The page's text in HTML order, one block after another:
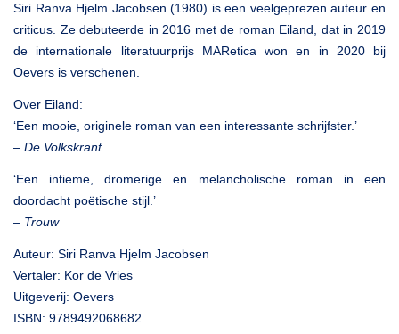
Siri Ranva Hjelm Jacobsen (1980) is een veelgeprezen auteur en
criticus. Ze debuteerde in 2016 met de roman Eiland, dat in 2019
de internationale literatuurprijs MARetica won en in 2020 bij
Oevers is verschenen.
Over Eiland:
‘Een mooie, originele roman van een interessante schrijfster.’
– De Volkskrant
‘Een intieme, dromerige en melancholische roman in een
doordacht poëtische stijl.’
– Trouw
Auteur: Siri Ranva Hjelm Jacobsen
Vertaler: Kor de Vries
Uitgeverij: Oevers
ISBN: 9789492068682